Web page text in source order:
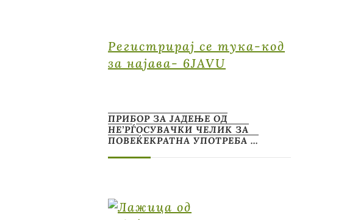
Регистрирај се тука-код
за најава- 6JAVU
ПРИБОР ЗА ЈАДЕЊЕ ОД
НЕ’РЃОСУВАЧКИ ЧЕЛИК ЗА
ПОВЕЌЕКРАТНА УПОТРЕБА …